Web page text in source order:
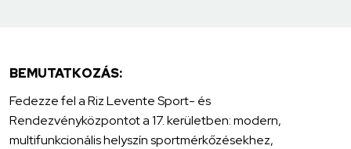
BEMUTATKOZÁS:
Fedezze fel a Riz Levente Sport- és
Rendezvényközpontot a 17. kerületben: modern,
multifunkcionális helyszín sportmérkőzésekhez,